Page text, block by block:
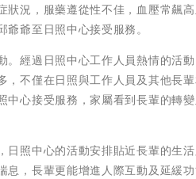
況，服藥遵從性不佳，血壓常飆
爺至日照中心接受服務。
經過日照中心工作人員熱情的活
不僅在日照與工作人員及其他長
心接受服務，家屬看到長輩的轉變
照中心的活動安排貼近長輩的生
，長輩更能增進人際互動及延緩